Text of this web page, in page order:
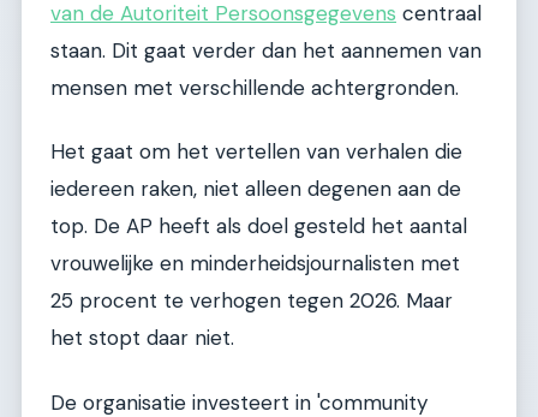
van de Autoriteit Persoonsgegevens centraal
staan. Dit gaat verder dan het aannemen van
mensen met verschillende achtergronden.
Het gaat om het vertellen van verhalen die
iedereen raken, niet alleen degenen aan de
top. De AP heeft als doel gesteld het aantal
vrouwelijke en minderheidsjournalisten met
25 procent te verhogen tegen 2026. Maar
het stopt daar niet.
De organisatie investeert in 'community